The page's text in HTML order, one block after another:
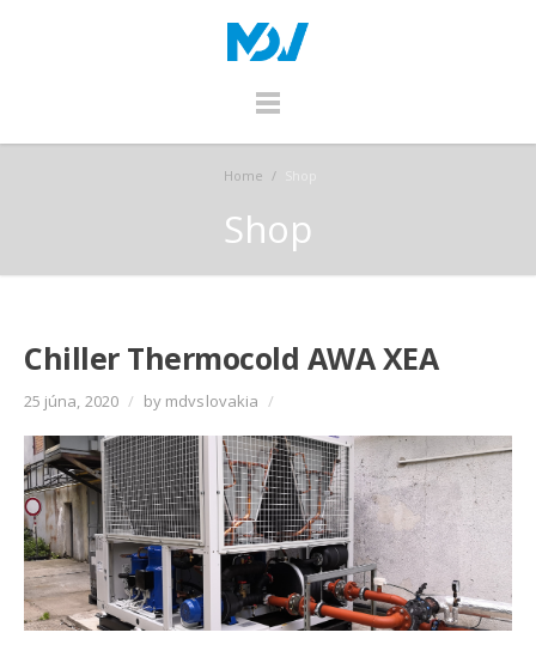
Home /
Shop
Chiller Thermocold AWA XEA
25 júna, 2020 / by mdvslovakia /